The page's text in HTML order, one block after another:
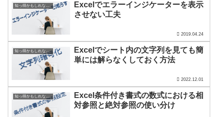
知っ得かもしれないExcelの癖－その2
Excelでエラーインジケーターを表示
させない工夫
2019.04.24
知っ得かもしれないExcelの癖－その2
Excelでシート内の文字列を見ても簡
単には解らなくしておく方法
2022.12.01
知っ得かもしれないExcelの癖－その2
Excel条件付き書式の数式における相
対参照と絶対参照の使い分け